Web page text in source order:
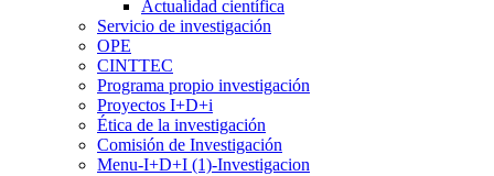
Actualidad científica
Servicio de investigación
OPE
CINTTEC
Programa propio investigación
Proyectos I+D+i
Ética de la investigación
Comisión de Investigación
Menu-I+D+I (1)-Investigacion